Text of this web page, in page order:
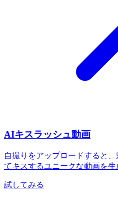
AIキスラッシュ動画
自撮りをアップロードすると
てキスするユニークな動画を生
試してみる